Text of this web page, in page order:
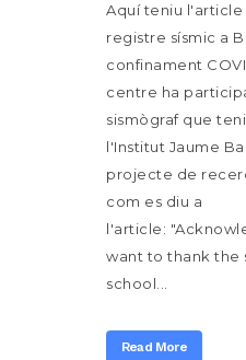
Aquí teniu
registre sísmic a
confinament
centre ha
sismògraf que
l'Institut Jaume
projecte de
com es diu a
l'article:
want to thank the
school...
Read More